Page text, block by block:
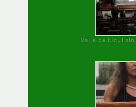
Valle de Elqui